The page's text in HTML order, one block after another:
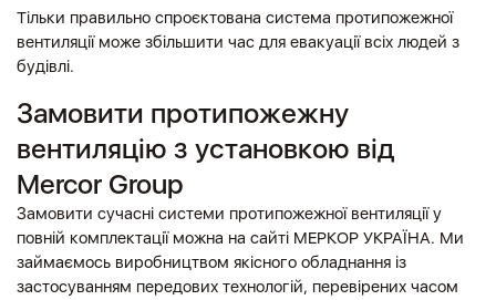
Тільки правильно спроєктована система протипожежної
вентиляції може збільшити час для евакуації всіх людей з
будівлі.
Замовити протипожежну
вентиляцію з установкою від
Mercor Group
Замовити сучасні системи протипожежної вентиляції у
повній комплектації можна на сайті МЕРКОР УКРАЇНА. Ми
займаємось виробництвом якісного обладнання із
застосуванням передових технологій, перевірених часом